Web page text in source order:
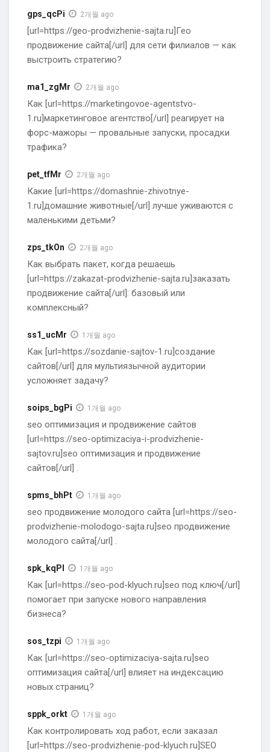
gps_qcPi 2개월 ago
[url=https://geo-prodvizhenie-sajta.ru]Гео
продвижение сайта[/url] для сети филиалов — как
выстроить стратегию?
ma1_zgMr 2개월 ago
Как [url=https://marketingovoe-agentstvo-
1.ru]маркетинговое агентство[/url] реагирует на
форс-мажоры — провальные запуски, просадки
трафика?
pet_tfMr 2개월 ago
Какие [url=https://domashnie-zhivotnye-
1.ru]домашние животные[/url] лучше уживаются с
маленькими детьми?
zps_tkOn 2개월 ago
Как выбрать пакет, когда решаешь
[url=https://zakazat-prodvizhenie-sajta.ru]заказать
продвижение сайта[/url]: базовый или
комплексный?
ss1_ucMr 1개월 ago
Как [url=https://sozdanie-sajtov-1.ru]создание
сайтов[/url] для мультиязычной аудитории
усложняет задачу?
soips_bgPi 1개월 ago
seo оптимизация и продвижение сайтов
[url=https://seo-optimizaciya-i-prodvizhenie-
sajtov.ru]seo оптимизация и продвижение
сайтов[/url] .
spms_bhPt 1개월 ago
seo продвижение молодого сайта [url=https://seo-
prodvizhenie-molodogo-sajta.ru]seo продвижение
молодого сайта[/url] .
spk_kqPl 1개월 ago
Как [url=https://seo-pod-klyuch.ru]seo под ключ[/url]
помогает при запуске нового направления
бизнеса?
sos_tzpi 1개월 ago
Как [url=https://seo-optimizaciya-sajta.ru]seo
оптимизация сайта[/url] влияет на индексацию
новых страниц?
sppk_orkt 1개월 ago
Как контролировать ход работ, если заказал
[url=https://seo-prodvizhenie-pod-klyuch.ru]SEO